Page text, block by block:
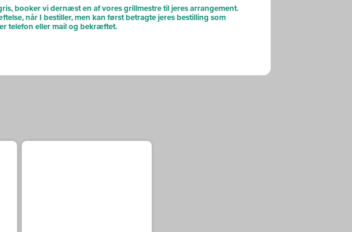
booker vi dernæst en af vores grillmestre til jeres arrangement.
når I bestiller, men kan først betragte jeres bestilling som
telefon eller mail og bekræftet.